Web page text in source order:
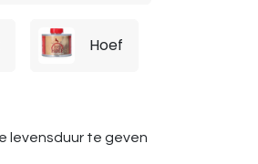
Hoef
levensduur te geven